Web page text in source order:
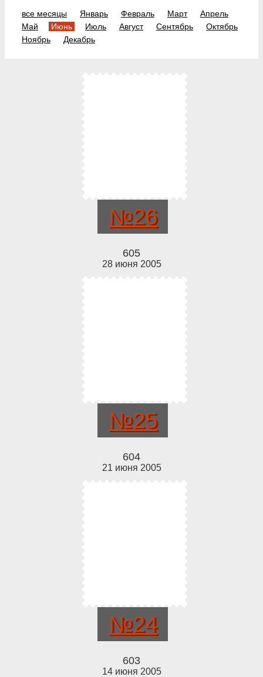
все месяцы Январь Февраль Март
Апрель
Май
Июнь Июль Август Сентябрь
Октябрь
Ноябрь
Декабрь
№26
605
28 июня 2005
№25
604
21 июня 2005
№24
603
14 июня 2005